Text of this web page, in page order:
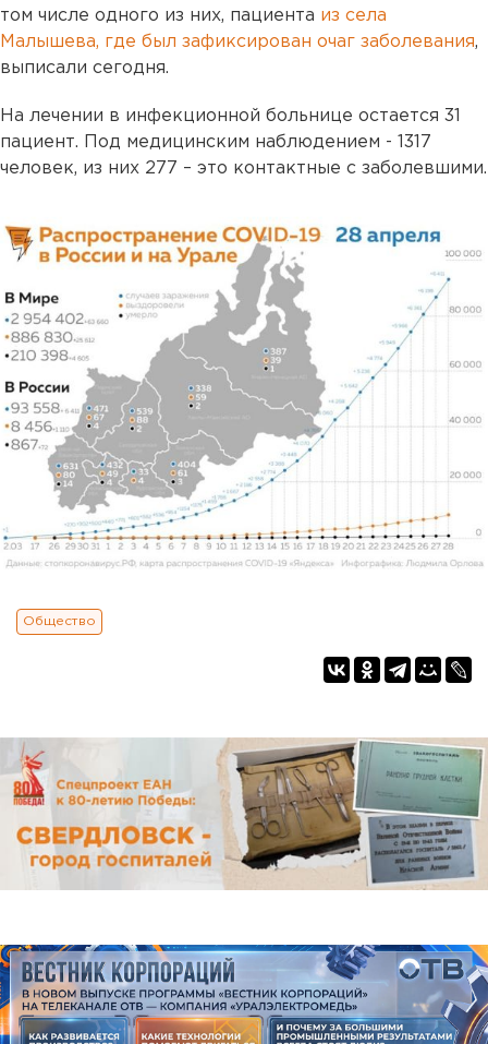
том числе одного из них, пациента из села
Малышева, где был зафиксирован очаг заболевания,
выписали сегодня.
На лечении в инфекционной больнице остается 31
пациент. Под медицинским наблюдением - 1317
человек, из них 277 – это контактные с заболевшими.
Общество